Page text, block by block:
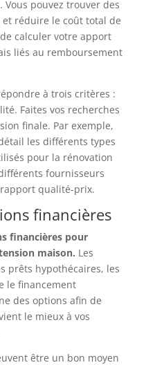
pouvez trouver des
réduire le coût total de
calculer votre apport
liés au remboursement
à trois critères :
Faites vos recherches
finale. Par exemple,
les différents types
pour la rénovation
fournisseurs
qualité-prix.
financières
financières pour
maison. Les
prêts hypothécaires, les
le financement
des options afin de
le mieux à vos
être un bon moyen